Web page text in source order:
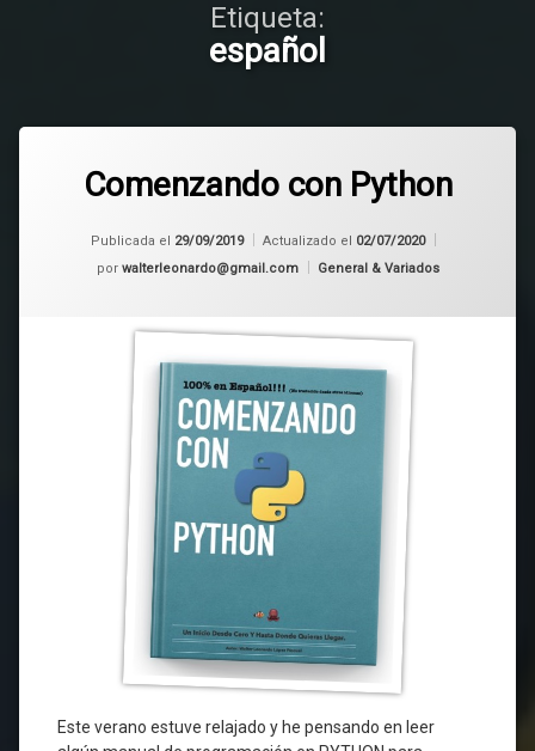
Etiqueta:
español
Comenzando con Python
Publicada el 29/09/2019 Actualizado el 02/07/2020
por walterleonardo@gmail.com Categorías:
General & Variados
Este verano estuve relajado y he pensando en leer